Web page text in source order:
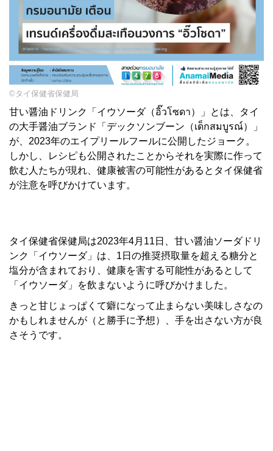
©タイ保健省保健局
甘い醤油ドリンク「イウソーダ（อิ๊วโซดา）」とは、タイ
の大手醤油ブランド「デックソンブーン（เด็กสมบูรณ์）」
が、2023年のエイプリールフールに公開したジョーク。
しかし、レシピも公開されたことからそれを実際に作って
飲む人たちが現れ、健康被害の可能性があるとタイ保健省
が注意を呼びかけています。
タイ保健省保健局は2023年4月11日、甘い醤油ソーダドリ
ンク「イウソーダ」は、1日の推奨摂取量を超える糖分と
塩分が含まれており、健康を害する可能性があるとして
「イウソーダ」を飲まないように呼びかけました。
きっと甘じょっぱくて癖になって止まらない美味しさなの
かもしれませんが（と勝手に予想）、手を出さない方が良
さそうです。